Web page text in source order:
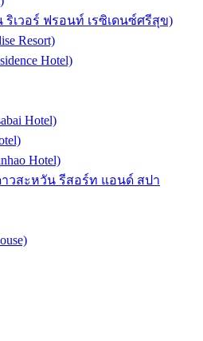
น ริเวอร์ ฟรอนท์ เรซิเดนซ์ศรีสุข)
Resort)
Hotel)
Hotel)
Hotel)
ดาวสะหวัน รีสอร์ท แอนด์ สปา